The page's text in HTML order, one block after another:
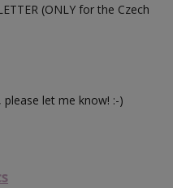
(ONLY for the Czech
let me know! :-)